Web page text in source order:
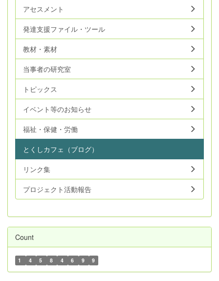
アセスメント
発達支援ファイル・ツール
教材・素材
当事者の研究室
トピックス
イベント等のお知らせ
福祉・保健・労働
とくしカフェ（ブログ）
リンク集
プロジェクト活動報告
Count
1 4 5 8 4 6 9 9